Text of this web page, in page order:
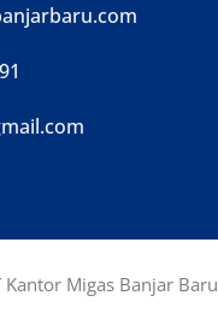
Migas Banjar Baru